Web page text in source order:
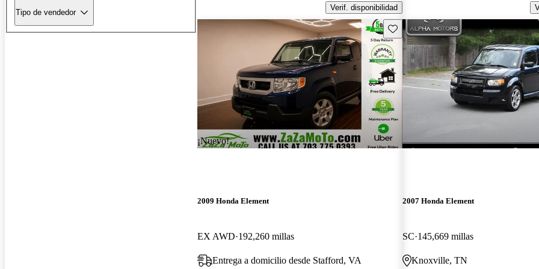
Tipo de vendedor
Verif. disponibilidad
¡Nuevo!
Guarda este Aviso
2009 Honda Element
EX AWD 192,260 millas
Entrega a domicilio desde Stafford, VA
2007 Honda Element
SC 145,669 millas
Knoxville, TN